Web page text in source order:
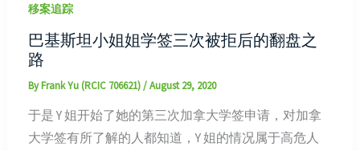
移案追踪
巴基斯坦小姐姐学签三次被拒后的翻盘之
路
ByFrank Yu (RCIC 706621)/August 29, 2020
于是 Y 姐开始了她的第三次加拿大学签申请，对加拿
大学签有所了解的人都知道，Y 姐的情况属于高危人